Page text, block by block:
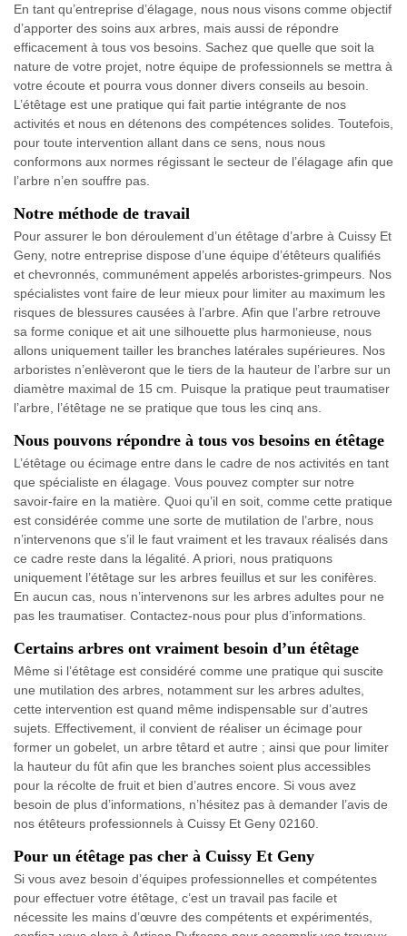
En tant qu’entreprise d’élagage, nous nous visons comme objectif
d’apporter des soins aux arbres, mais aussi de répondre
efficacement à tous vos besoins. Sachez que quelle que soit la
nature de votre projet, notre équipe de professionnels se mettra à
votre écoute et pourra vous donner divers conseils au besoin.
L’étêtage est une pratique qui fait partie intégrante de nos
activités et nous en détenons des compétences solides. Toutefois,
pour toute intervention allant dans ce sens, nous nous
conformons aux normes régissant le secteur de l’élagage afin que
l’arbre n’en souffre pas.
Notre méthode de travail
Pour assurer le bon déroulement d’un étêtage d’arbre à Cuissy Et
Geny, notre entreprise dispose d’une équipe d’étêteurs qualifiés
et chevronnés, communément appelés arboristes-grimpeurs. Nos
spécialistes vont faire de leur mieux pour limiter au maximum les
risques de blessures causées à l’arbre. Afin que l’arbre retrouve
sa forme conique et ait une silhouette plus harmonieuse, nous
allons uniquement tailler les branches latérales supérieures. Nos
arboristes n’enlèveront que le tiers de la hauteur de l’arbre sur un
diamètre maximal de 15 cm. Puisque la pratique peut traumatiser
l’arbre, l’étêtage ne se pratique que tous les cinq ans.
Nous pouvons répondre à tous vos besoins en étêtage
L’étêtage ou écimage entre dans le cadre de nos activités en tant
que spécialiste en élagage. Vous pouvez compter sur notre
savoir-faire en la matière. Quoi qu’il en soit, comme cette pratique
est considérée comme une sorte de mutilation de l’arbre, nous
n’intervenons que s’il le faut vraiment et les travaux réalisés dans
ce cadre reste dans la légalité. A priori, nous pratiquons
uniquement l’étêtage sur les arbres feuillus et sur les conifères.
En aucun cas, nous n’intervenons sur les arbres adultes pour ne
pas les traumatiser. Contactez-nous pour plus d’informations.
Certains arbres ont vraiment besoin d’un étêtage
Même si l’étêtage est considéré comme une pratique qui suscite
une mutilation des arbres, notamment sur les arbres adultes,
cette intervention est quand même indispensable sur d’autres
sujets. Effectivement, il convient de réaliser un écimage pour
former un gobelet, un arbre têtard et autre ; ainsi que pour limiter
la hauteur du fût afin que les branches soient plus accessibles
pour la récolte de fruit et bien d’autres encore. Si vous avez
besoin de plus d’informations, n’hésitez pas à demander l’avis de
nos étêteurs professionnels à Cuissy Et Geny 02160.
Pour un étêtage pas cher à Cuissy Et Geny
Si vous avez besoin d’équipes professionnelles et compétentes
pour effectuer votre étêtage, c’est un travail pas facile et
nécessite les mains d’œuvre des compétents et expérimentés,